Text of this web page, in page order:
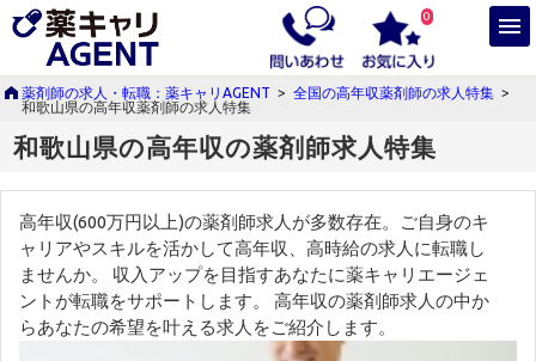
0
薬剤師の求人・転職：薬キャリAGENT > 全国の高年収薬剤師の求人特集 >
和歌山県の高年収薬剤師の求人特集
和歌山県の高年収の薬剤師求人特集
高年収(600万円以上)の薬剤師求人が多数存在。ご自身のキ
ャリアやスキルを活かして高年収、高時給の求人に転職し
ませんか。 収入アップを目指すあなたに薬キャリエージェ
ントが転職をサポートします。 高年収の薬剤師求人の中か
らあなたの希望を叶える求人をご紹介します。